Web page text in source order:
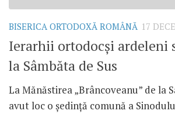
BISERICA ORTODOXĂ ROMÂNĂ 17
Ierarhii ortodocşi ardeleni
la Sâmbăta de Sus
La Mănăstirea „Brâncoveanu” de la
avut loc o şedinţă comună a